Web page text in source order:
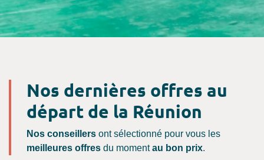
Nos dernières offres au
départ de la Réunion
Nos conseillers ont sélectionné pour vous les
meilleures offres du momentau bon prix.